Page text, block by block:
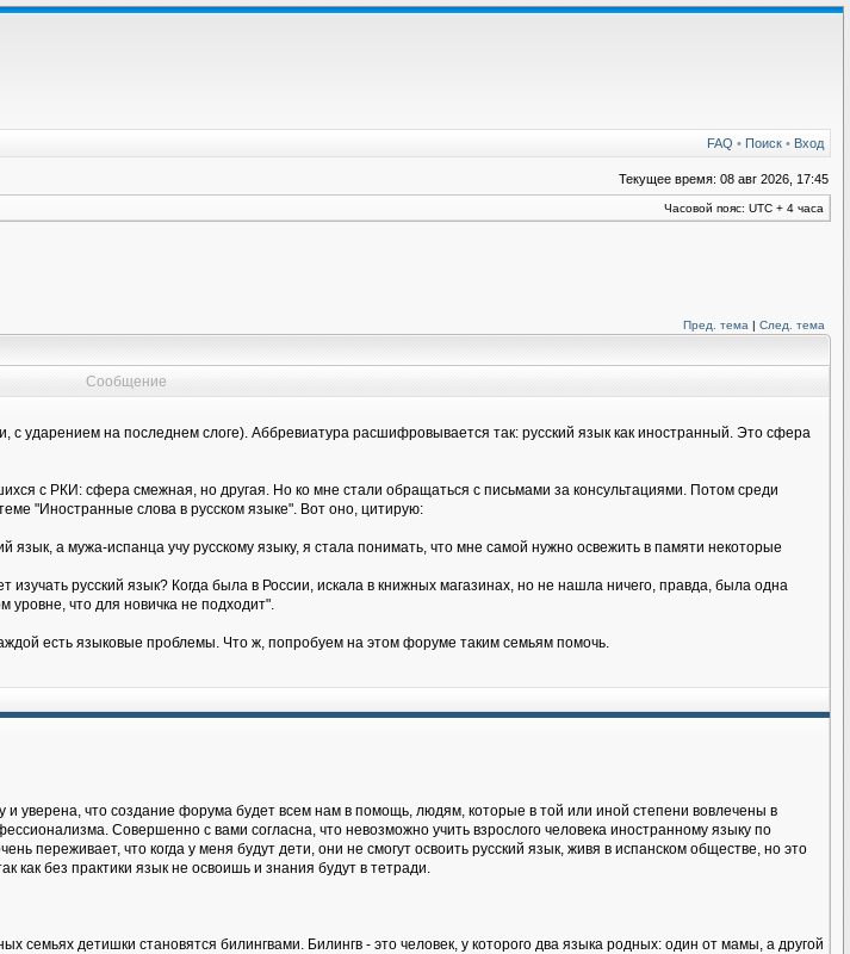
FAQ • Поиск • Вход
Текущее время: 08 авг 2026, 17:45
Часовой пояс: UTC + 4 часа
Пред. тема | След. тема
Сообщение
с ударением на последнем слоге). Аббревиатура расшифровывается так: русский язык как иностранный. Это сфера
с РКИ: сфера смежная, но другая. Но ко мне стали обращаться с письмами за консультациями. Потом среди
"Иностранные слова в русском языке". Вот оно, цитирую:
а мужа-испанца учу русскому языку, я стала понимать, что мне самой нужно освежить в памяти некоторые
русский язык? Когда была в России, искала в книжных магазинах, но не нашла ничего, правда, была одна
уровне, что для новичка не подходит".
есть языковые проблемы. Что ж, попробуем на этом форуме таким семьям помочь.
уверена, что создание форума будет всем нам в помощь, людям, которые в той или иной степени вовлечены в
Совершенно с вами согласна, что невозможно учить взрослого человека иностранному языку по
переживает, что когда у меня будут дети, они не смогут освоить русский язык, живя в испанском обществе, но это
как без практики язык не освоишь и знания будут в тетради.
семьях детишки становятся билингвами. Билингв - это человек, у которого два языка родных: один от мамы, а другой